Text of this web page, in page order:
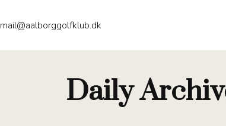
mail@aalborggolfklub.dk
Daily